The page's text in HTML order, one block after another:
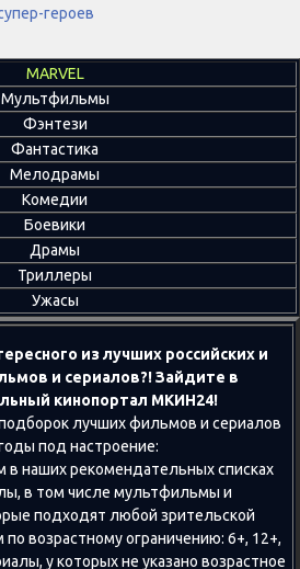
героев
MARVEL
Мультфильмы
Фэнтези
Фантастика
Мелодрамы
Комедии
Боевики
Драмы
Триллеры
Ужасы
из лучших российских и
и сериалов?! Зайдите в
кинопортал МКИН24!
лучших фильмов и сериалов
под настроение:
в наших рекомендательных списках
в том числе мультфильмы и
подходят любой зрительской
возрастному ограничению: 6+, 12+,
у которых не указано возрастное